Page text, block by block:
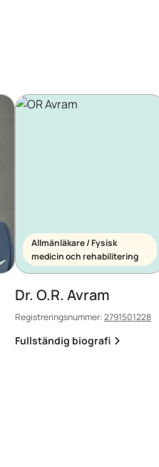
Allmänläkare / Fysisk
medicin och rehabilitering
Dr. O.R. Avram
Registreringsnummer:2791501228
Fullständig biografi